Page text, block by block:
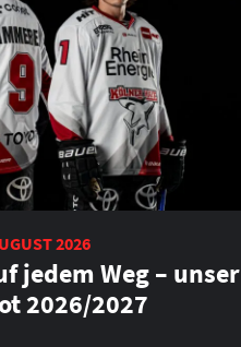
2026
jedem Weg – unser
2026/2027